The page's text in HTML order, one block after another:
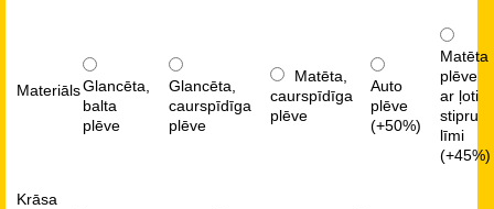
MateriālsGlancēta,
balta
plēve
Glancēta,
caurspīdīga
plēve
Matēta,
caurspīdīga
plēve
Auto
plēve
(+50%)
Matēta
plēve
ar ļoti
stipru
līmi
(+45%)
Krāsa